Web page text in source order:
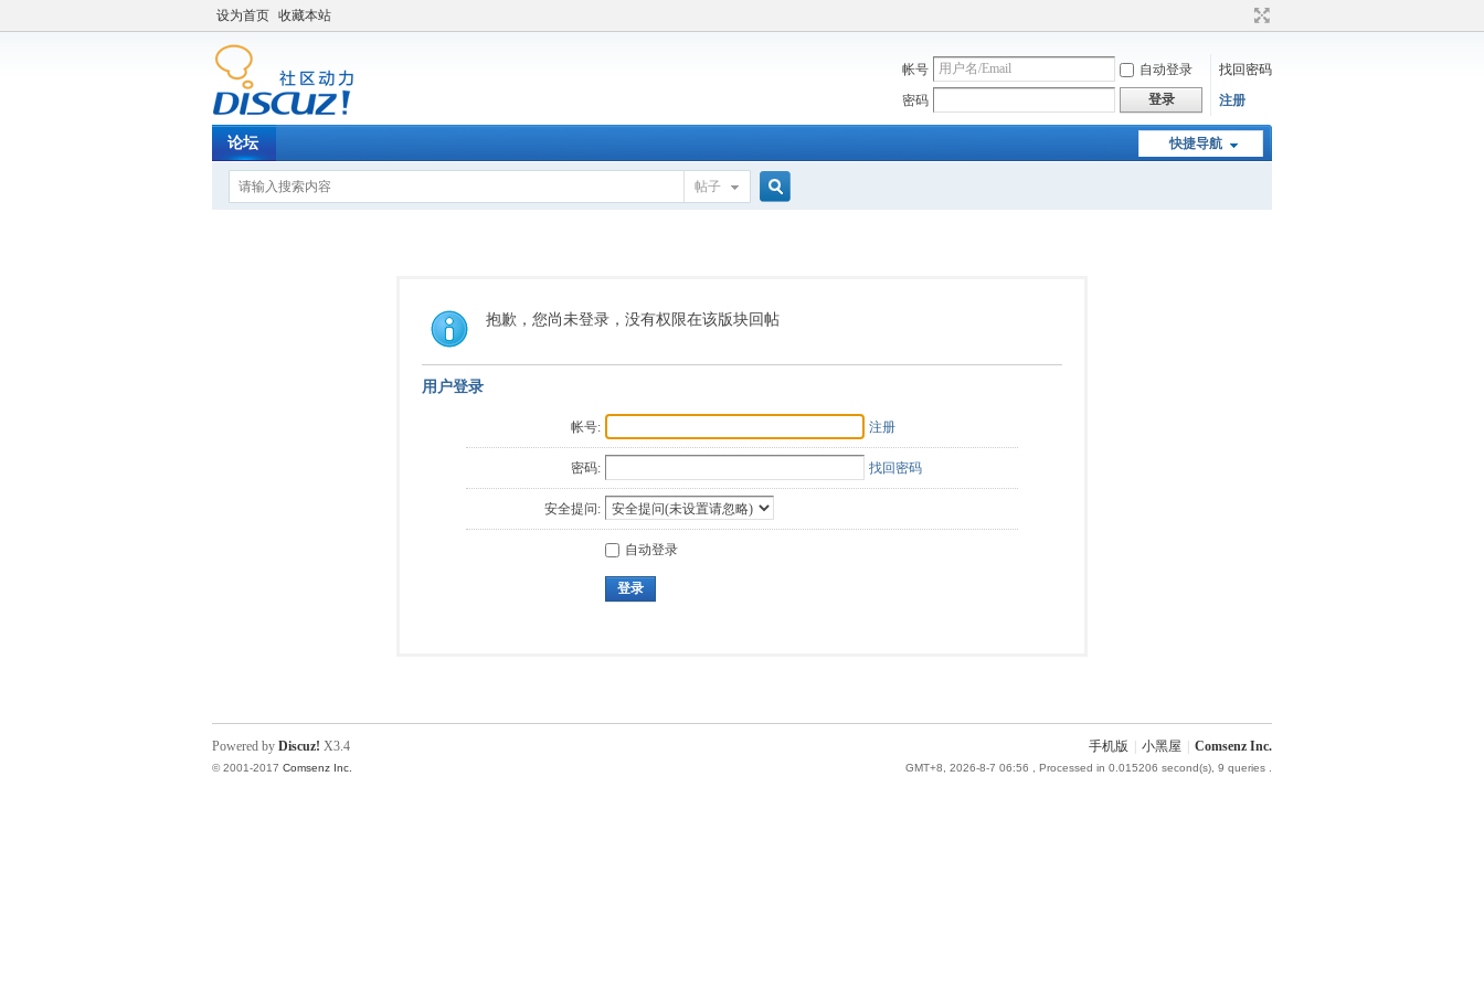
设为首页 收藏本站
帐号 自动登录
找回密码
密码
登录 注册
快捷导航
论坛
帖子
索
抱歉，您尚未登录，没有权限在该版块回帖
用户登录
帐号: 注册
密码: 找回密码
安全提问:
自动登录
登录
手机版 小黑屋 Comsenz Inc.
GMT+8, 2026-8-7 06:56 , Processed in 0.015206 second(s), 9 queries .
Powered by Discuz! X3.4
© 2001-2017 Comsenz Inc.